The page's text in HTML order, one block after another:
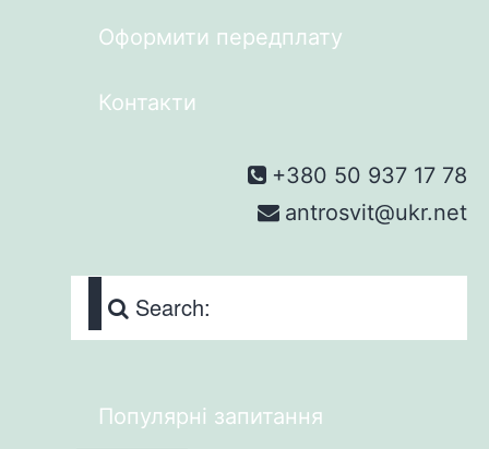
Оформити передплату
Контакти
+380 50 937 17 78
antrosvit@ukr.net
Search:
Популярні запитання